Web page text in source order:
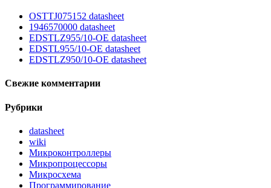
OSTTJ075152 datasheet
1946570000 datasheet
EDSTLZ955/10-OE datasheet
EDSTL955/10-OE datasheet
EDSTLZ950/10-OE datasheet
Свежие комментарии
Рубрики
datasheet
wiki
Микроконтроллеры
Микропроцессоры
Микросхема
Программирование